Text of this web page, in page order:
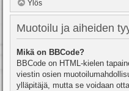
Ylös
Muotoilu ja aiheiden
Mikä on BBCode?
BBCode on HTML-kielen
viestin osien
ylläpitäjä, mutta se voidaan